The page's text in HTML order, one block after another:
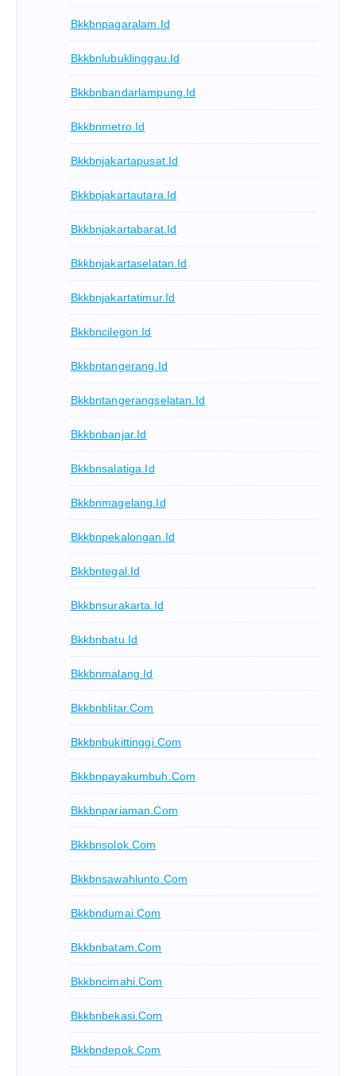
Bkkbnpagaralam.id
Bkkbnlubuklinggau.id
Bkkbnbandarlampung.id
Bkkbnmetro.id
Bkkbnjakartapusat.id
Bkkbnjakartautara.id
Bkkbnjakartabarat.id
Bkkbnjakartaselatan.id
Bkkbnjakartatimur.id
Bkkbncilegon.id
Bkkbntangerang.id
Bkkbntangerangselatan.id
Bkkbnbanjar.id
Bkkbnsalatiga.id
Bkkbnmagelang.id
Bkkbnpekalongan.id
Bkkbntegal.id
Bkkbnsurakarta.id
Bkkbnbatu.id
Bkkbnmalang.id
Bkkbnblitar.com
Bkkbnbukittinggi.com
Bkkbnpayakumbuh.com
Bkkbnpariaman.com
Bkkbnsolok.com
Bkkbnsawahlunto.com
Bkkbndumai.com
Bkkbnbatam.com
Bkkbncimahi.com
Bkkbnbekasi.com
Bkkbndepok.com